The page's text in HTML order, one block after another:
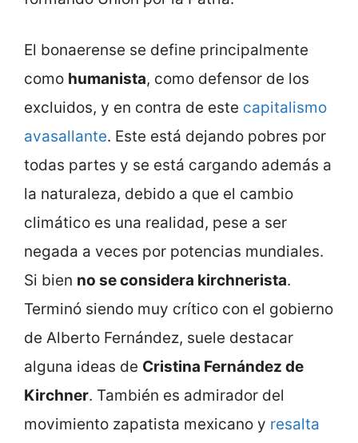
El bonaerense se define principalmente
como humanista, como defensor de los
excluidos, y en contra de este capitalismo
avasallante. Este está dejando pobres por
todas partes y se está cargando además a
la naturaleza, debido a que el cambio
climático es una realidad, pese a ser
negada a veces por potencias mundiales.
Si bien no se considera kirchnerista.
Terminó siendo muy crítico con el gobierno
de Alberto Fernández, suele destacar
alguna ideas de Cristina Fernández de
Kirchner. También es admirador del
movimiento zapatista mexicano y resalta